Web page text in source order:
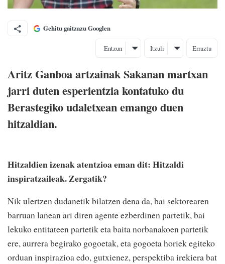
Gehitu gaitzazu Googlen
Entzun Itzuli Erraztu
Aritz Ganboa artzainak Sakanan martxan
jarri duten esperientzia kontatuko du
Berastegiko udaletxean emango duen
hitzaldian.
Hitzaldien izenak atentzioa eman dit: Hitzaldi
inspiratzaileak. Zergatik?
Nik ulertzen dudanetik bilatzen dena da, bai sektorearen
barruan lanean ari diren agente ezberdinen partetik, bai
lekuko entitateen partetik eta baita norbanakoen partetik
ere, aurrera begirako gogoetak, eta gogoeta horiek egiteko
orduan inspirazioa edo, gutxienez, perspektiba irekiera bat